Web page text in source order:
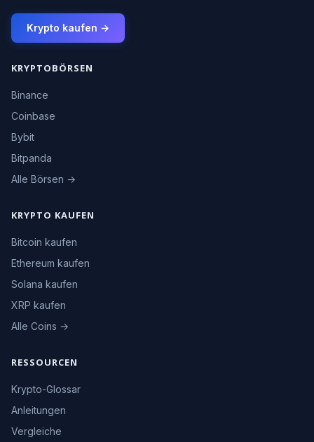
Krypto kaufen →
KRYPTOBÖRSEN
Binance
Coinbase
Bybit
Bitpanda
Alle Börsen →
KRYPTO KAUFEN
Bitcoin kaufen
Ethereum kaufen
Solana kaufen
XRP kaufen
Alle Coins →
RESSOURCEN
Krypto-Glossar
Anleitungen
Vergleiche